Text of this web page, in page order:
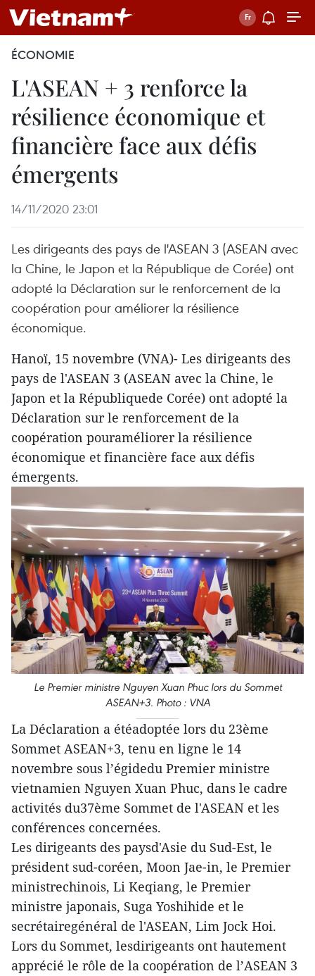
ÉCONOMIE
L'ASEAN + 3 renforce la
résilience économique et
financière face aux défis
émergents
14/11/2020 23:01
Les dirigeants des pays de l'ASEAN 3 (ASEAN avec
la Chine, le Japon et la République de Corée) ont
adopté la Déclaration sur le renforcement de la
coopération pour améliorer la résilience
économique.
Hanoï, 15 novembre (VNA)- Les dirigeants des
pays de l'ASEAN 3 (ASEAN avec la Chine, le
Japon et la Républiquede Corée) ont adopté la
Déclaration sur le renforcement de la
coopération pouraméliorer la résilience
économique et financière face aux défis
émergents.
Le Premier ministre Nguyen Xuan Phuc lors du Sommet
ASEAN+3. Photo : VNA
La Déclaration a étéadoptée lors du 23ème
Sommet ASEAN+3, tenu en ligne le 14
novembre sous l’égidedu Premier ministre
vietnamien Nguyen Xuan Phuc, dans le cadre
activités du37ème Sommet de l'ASEAN et les
conférences concernées.
Les dirigeants des paysd'Asie du Sud-Est, le
président sud-coréen, Moon Jae-in, le Premier
ministrechinois, Li Keqiang, le Premier
ministre japonais, Suga Yoshihide et le
secrétairegénéral de l'ASEAN, Lim Jock Hoi.
Lors du Sommet, lesdirigeants ont hautement
apprécié le rôle de la coopération de l’ASEAN 3